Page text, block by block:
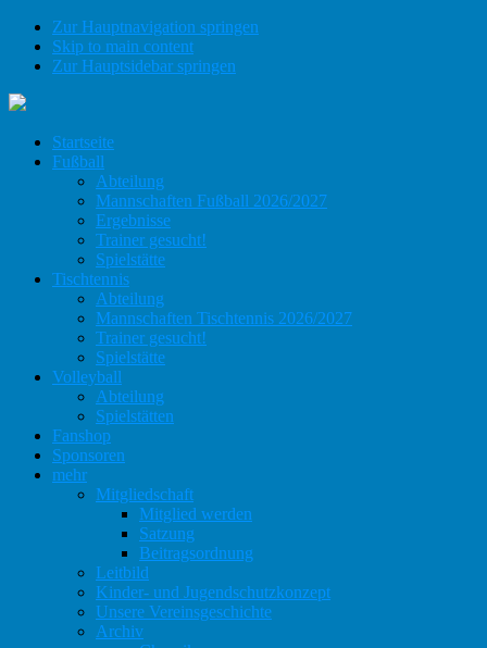
Zur Hauptnavigation springen
Skip to main content
Zur Hauptsidebar springen
Startseite
Fußball
Abteilung
Mannschaften Fußball 2026/2027
Ergebnisse
Trainer gesucht!
Spielstätte
Tischtennis
Abteilung
Mannschaften Tischtennis 2026/2027
Trainer gesucht!
Spielstätte
Volleyball
Abteilung
Spielstätten
Fanshop
Sponsoren
mehr
Mitgliedschaft
Mitglied werden
Satzung
Beitragsordnung
Leitbild
Kinder- und Jugendschutzkonzept
Unsere Vereinsgeschichte
Archiv